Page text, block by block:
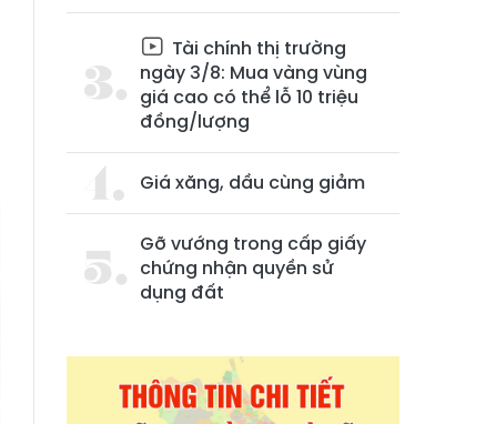
Tài chính thị trường
ngày 3/8: Mua vàng vùng
giá cao có thể lỗ 10 triệu
đồng/lượng
Giá xăng, dầu cùng giảm
Gỡ vướng trong cấp giấy
chứng nhận quyền sử
dụng đất